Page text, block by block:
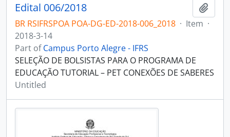
Edital 006/2018
BR RSIFRSPOA POA-DG-ED-2018-006_2018 · Item ·
2018-3-14
Part ofCampus Porto Alegre - IFRS
SELEÇÃO DE BOLSISTAS PARA O PROGRAMA DE
EDUCAÇÃO TUTORIAL – PET CONEXÕES DE SABERES
Untitled